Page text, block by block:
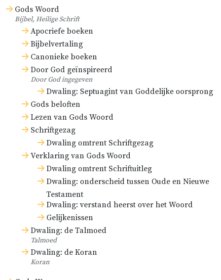
Gods Woord
Bijbel, Heilige Schrift
Apocriefe boeken
Bijbelvertaling
Canonieke boeken
Door God geïnspireerd
Door God ingegeven
Dwaling: Septuagint van Goddelijke oorsprong
Gods beloften
Lezen van Gods Woord
Schriftgezag
Dwaling omtrent Schriftgezag
Verklaring van Gods Woord
Dwaling omtrent Schriftuitleg
Dwaling: onderscheid tussen Oude en Nieuwe
Testament
Dwaling: verstand heerst over het Woord
Gelijkenissen
Dwaling: de Talmoed
Talmoed
Dwaling: de Koran
Koran
volmaaktheid en gezag (
Bij deze Naam kan men ook de
Naam ‘Hal’ of ‘Verhevene’ voegen.
‘Adon’ – of, zoals men doorgaans
leest, ‘Adonai’ – wijst ons op de
ondersteuningvan alles in de
wereld en de kerk, en de daaruit
vloeiende heerschappij.
‘Jah’ – dat de meesten echter liever
houden voor een afkorting of
samentrekking van de Naam
‘Jehovah’ – wijst ons op Gods
gepastheidenschoonheidin Zijn
wegen en werken.
‘Eheje’, dat soms wat meer voluit
geschreven wordt, wijst ons op Zijn